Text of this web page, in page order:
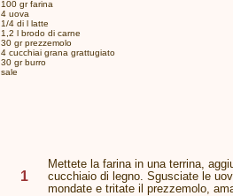
100 gr farina
4 uova
1/4 di l latte
1,2 l brodo di carne
30 gr prezzemolo
4 cucchiai grana grattugiato
30 gr burro
sale
1
Mettete la farina in una terrina,
cucchiaio di legno. Sgusciate le
mondate e tritate il prezzemolo,